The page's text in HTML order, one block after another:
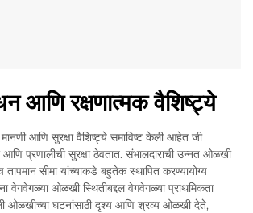
आणि रक्षणात्मक वैशिष्ट्ये
आणि सुरक्षा वैशिष्ट्ये समाविष्ट केली आहेत जी
आणि प्रणालीची सुरक्षा ठेवतात. संभालदाराची उन्नत ओळखी
सीमा यांच्याकडे बहुतेक स्थापित करण्यायोग्य
वेगवेगळ्या ओळखी स्थितीबद्दल वेगवेगळ्या प्राथमिकता
ओळखीच्या घटनांसाठी दृश्य आणि श्रव्य ओळखी देते,